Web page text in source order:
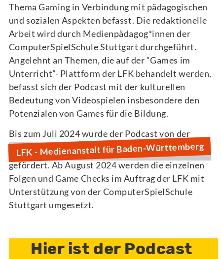
Thema Gaming in Verbindung mit pädagogischen
und sozialen Aspekten befasst. Die redaktionelle
Arbeit wird durch Medienpädagog*innen der
ComputerSpielSchule Stuttgart durchgeführt.
Angelehnt an Themen, die auf der “Games im
Unterricht”- Plattform der LFK behandelt werden,
befasst sich der Podcast mit der kulturellen
Bedeutung von Videospielen insbesondere den
Potenzialen von Games für die Bildung.
Bis zum Juli 2024 wurde der Podcast von der
LFK - Medienanstalt für Baden-Württemberg
gefördert. Ab August 2024 werden die einzelnen
Folgen und Game Checks im Auftrag der LFK mit
Unterstützung von der ComputerSpielSchule
Stuttgart umgesetzt.
Hier ist der Podcast